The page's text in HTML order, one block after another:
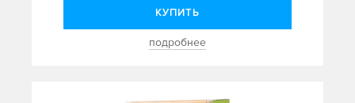
КУПИТЬ
подробнее